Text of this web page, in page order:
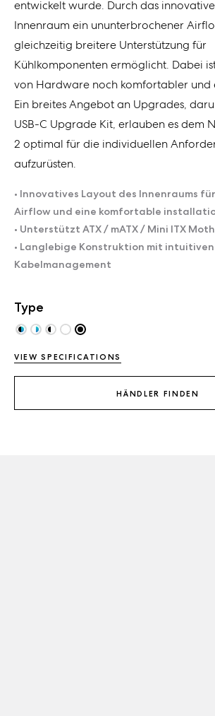
entwickelt wurde. Durch das
Innenraum ein ununterbrochener
gleichzeitig breitere Unterstützung für
Kühlkomponenten ermöglicht. Dabei
von Hardware noch komfortabler und
Ein breites Angebot an Upgrades,
USB-C Upgrade Kit, erlauben es dem
2 optimal für die individuellen
aufzurüsten.
• Innovatives Layout des Innenraums
Airflow und eine komfortable
• Unterstützt ATX / mATX / Mini ITX
• Langlebige Konstruktion mit
Kabelmanagement
Type
VIEW SPECIFICATIONS
HÄNDLER FINDEN